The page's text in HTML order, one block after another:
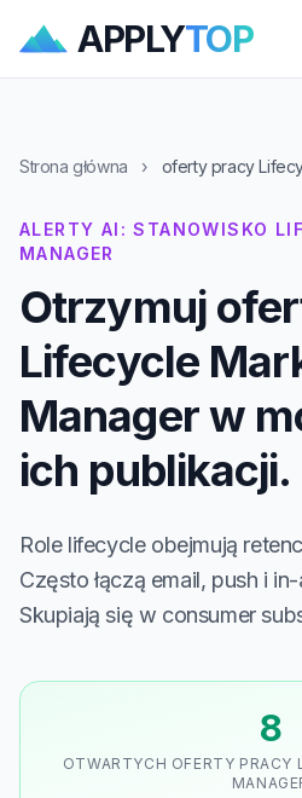
APPLYTOP
Strona główna › oferty pracy
ALERTY AI: STANOWISKO
MANAGER
Otrzymuj
Lifecycle
Manager w
ich publikacji.
Role lifecycle obejmują
Często łączą email, push i
Skupiają się w consumer
8
OTWARTYCH OFERTY PRACY